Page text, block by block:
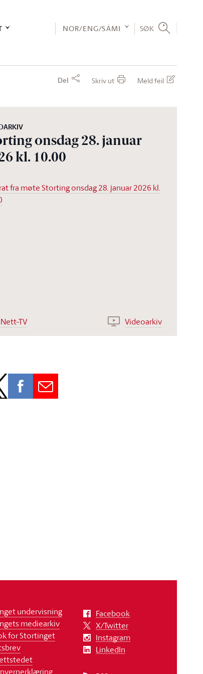
NOR/ENG/SÁMI SØK
Del Skriv ut Meld feil
onsdag 28. januar
kl. 10.00
fra møte Storting onsdag 28. januar 2026 kl.
Nett-TV Videoarkiv
undervisning
mediearkiv
for Stortinget
Facebook
X/Twitter
Instagram
LinkedIn